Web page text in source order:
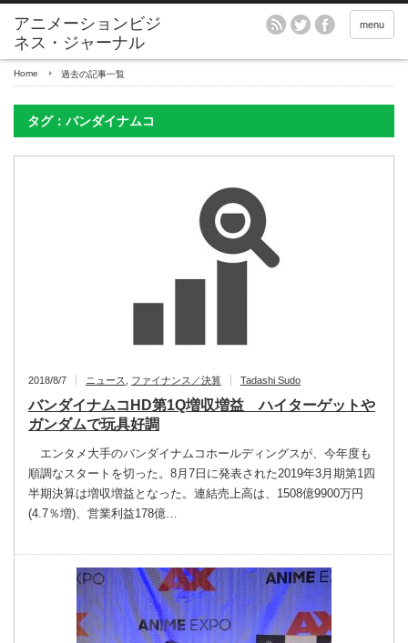
アニメーションビジ
ネス・ジャーナル
menu
Home 過去の記事一覧
タグ：バンダイナムコ
2018/8/7 ニュース ファイナンス／決算 Tadashi Sudo
バンダイナムコHD第1Q増収増益 ハイターゲットや
ガンダムで玩具好調
エンタメ大手のバンダイナムコホールディングスが、今年度も
順調なスタートを切った。8月7日に発表された2019年3月期第1四
半期決算は増収増益となった。連結売上高は、1508億9900万円
(4.7％増)、営業利益178億…